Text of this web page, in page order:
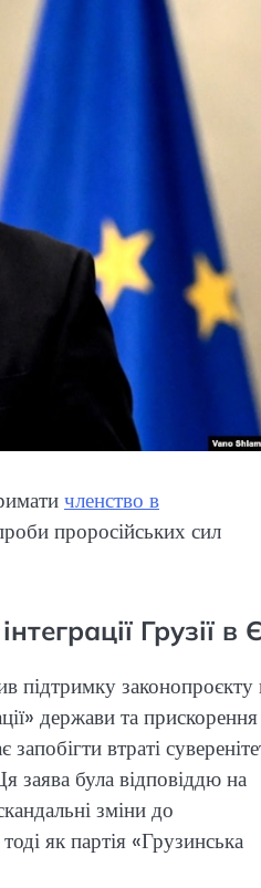
членство в
проросійських сил
Грузії в
підтримку законопроєкту
держави та прискорення
втраті
заява була відповіддю на
зміни до
як партія «Грузинська